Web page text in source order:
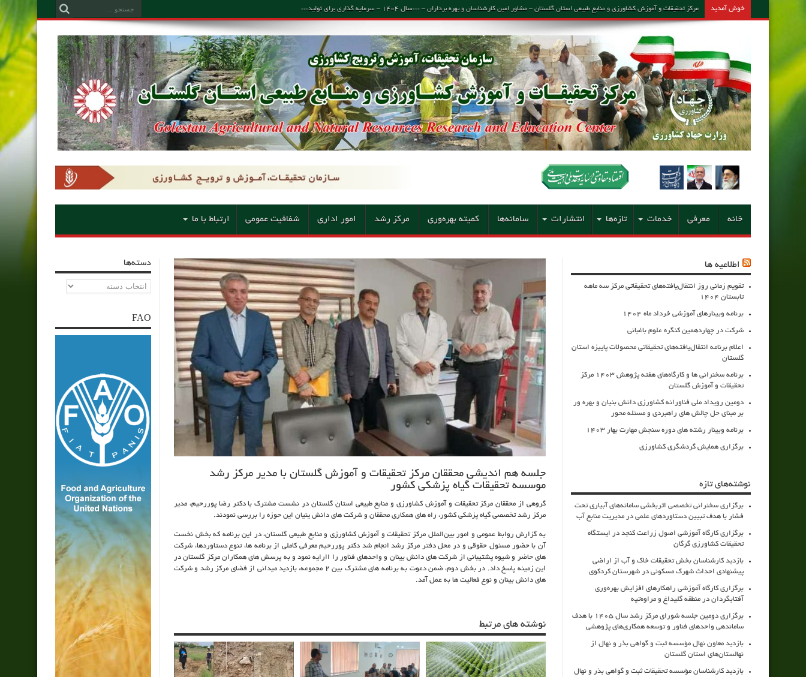
خوش آمدید مرکز تحقیقات و آموزش کشاورزی و منابع طبیعی استان گلستان – مشاور امین کارشناسان و بهره برداران – ***سال ۱۴۰۴ – سرمایه گذاری برای تولید***
خانه معرفی خدمات تازه‌ها انتشارات سامانه‌ها کمیته بهره‌وری مرکز رشد امور اداری شفافیت عمومی ارتباط با ما
جلسه هم اندیشی محققان مرکز تحقیقات و آموزش گلستان با مدیر مرکز رشد
موسسه تحقیقات گیاه پزشکی کشور
گروهی از محققان مرکز تحقیقات و آموزش کشاورزی و منابع طبیعی استان گلستان در نشست مشترک با دکتر رضا پوررحیم، مدیر
مرکز رشد تخصصی گیاه پزشکی کشور، راه های همکاری محققان و شرکت های دانش ینیان این حوزه را بررسی نمودند.
به گزارش روابط عمومی و امور بین‌الملل مرکز تحقیقات و آموزش کشاورزی و منابع طبیعی گلستان، در این برنامه که بخش نخست
آن با حضور مسئول حقوقی و در محل دفتر مرکز رشد انجام شد دکتر پوررحیم معرفی کاملی از برنامه ها، تنوع دستاوردها، شرکت
های حاضر و شیوه پشتیبانی از شرکت های دانش بینان و واحدهای فناور را اارایه نمود و به پرسش های همکاران مرکز گلستان در
این زمینه پاسخ داد. در بخش دوم، ضمن دعوت به برنامه های مشترک بین 2 مجموعه، بازدید میدانی از فضای مرکز رشد و شرکت
های دانش بینان و نوع فعالیت ها به عمل آمد.
نوشته های مرتبط
دسته‌ها
دسته‌ها
FAO
اطلاعیه ها
تقویم زمانی روز انتقال‌یافته‌های تحقیقاتی مرکز سه ماهه
تابستان 1404
برنامه وبینارهای آموزشی خرداد ماه 1404
شرکت در چهاردهمین کنگره علوم باغبانی
اعلام برنامه انتقال‌یافته‌های تحقیقاتی محصولات پاییزه استان
گلستان
برنامه سخنرانی ها و کارگاه‌های هفته پژوهش 1403 مرکز
تحقیقات و آموزش گلستان
دومین رویداد ملی فناورانه کشاورزی دانش بنیان و بهره ور
بر مبنای حل چالش های راهبردی و مسئله محور
برنامه وبینار رشته های دوره سنجش مهارت بهار 1403
برگزاری همایش گردشگری کشاورزی
نوشته‌های تازه
برگزاری سخنرانی تخصصی اثربخشی سامانه‌های آبیاری تحت
فشار با هدف تبیین دستاوردهای علمی در مدیریت منابع آب
برگزاری کارگاه آموزشی اصول زراعت کنجد در ایستگاه
تحقیقات کشاورزی گرگان
بازدید کارشناسان بخش تحقیقات خاک و آب از اراضی
پیشنهادی احداث شهرک مسکونی در شهرستان کردکوی
برگزاری کارگاه آموزشی راهکارهای افزایش بهره‌وری
آفتابگردان در منطقه گلیداغ و مراوه‌تپه
برگزاری دومین جلسه شورای مرکز رشد سال ۱۴۰۵ با هدف
ساماندهی واحدهای فناور و توسعه همکاری‌های پژوهشی
بازدید معاون نهال مؤسسه ثبت و گواهی بذر و نهال از
نهالستان‌های استان گلستان
بازدید کارشناسان مؤسسه تحقیقات ثبت و گواهی بذر و نهال